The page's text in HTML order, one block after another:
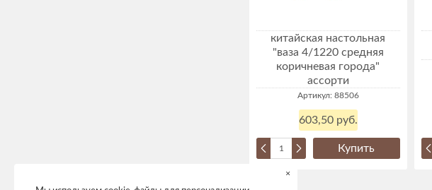
китайская настольная
"ваза 4/1220 средняя
коричневая города"
ассорти
Артикул: 88506
603,50 руб.
Купить
×